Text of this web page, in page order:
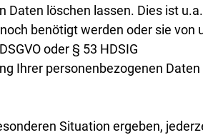
Daten löschen lassen. Dies ist
benötigt werden oder sie
oder § 53 HDSIG
Ihrer personenbezogenen
Situation ergeben,